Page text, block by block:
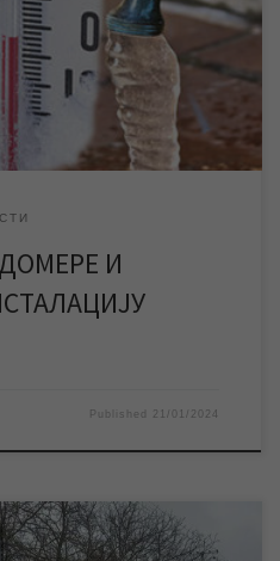
у објектима, трошкове за
Више о заштити
о чему смо већ писали,
И
Published 21/01/2024